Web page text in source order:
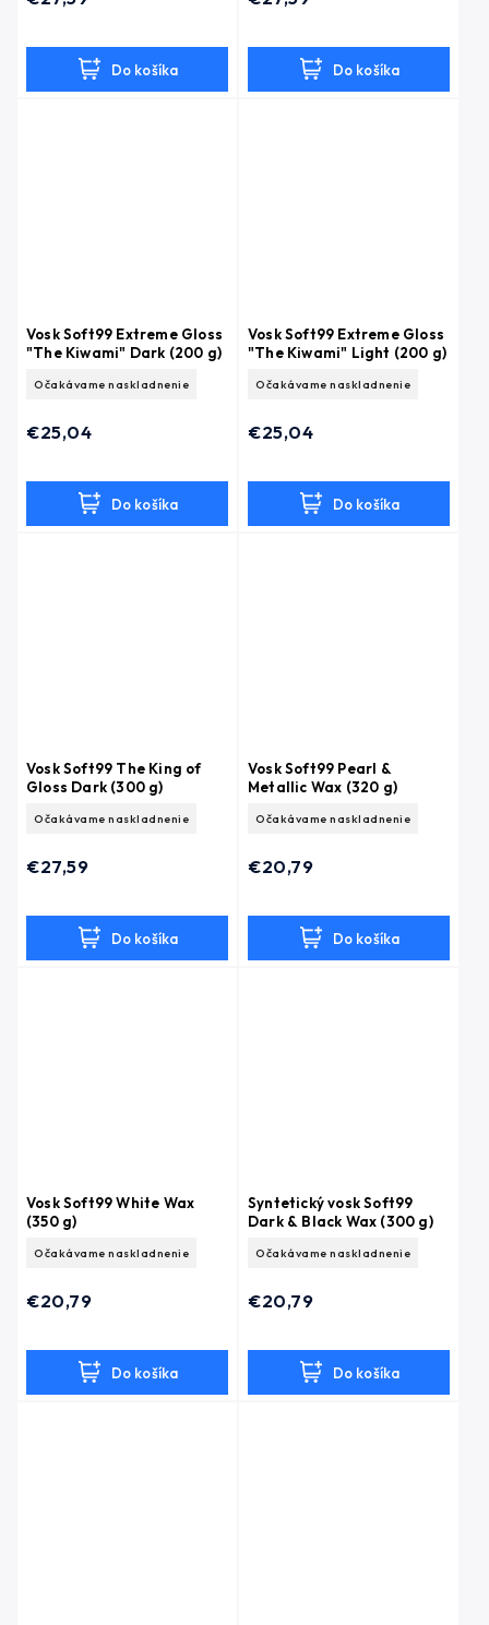
Do košíka Do košíka
Vosk Soft99 Extreme Gloss
"The Kiwami" Dark (200 g)
Očakávame naskladnenie
€25,04
Do košíka
Vosk Soft99 Extreme Gloss
"The Kiwami" Light (200 g)
Očakávame naskladnenie
€25,04
Do košíka
Vosk Soft99 The King of
Gloss Dark (300 g)
Očakávame naskladnenie
€27,59
Do košíka
Vosk Soft99 Pearl &
Metallic Wax (320 g)
Očakávame naskladnenie
€20,79
Do košíka
Vosk Soft99 White Wax
(350 g)
Očakávame naskladnenie
€20,79
Do košíka
Syntetický vosk Soft99
Dark & Black Wax (300 g)
Očakávame naskladnenie
€20,79
Do košíka